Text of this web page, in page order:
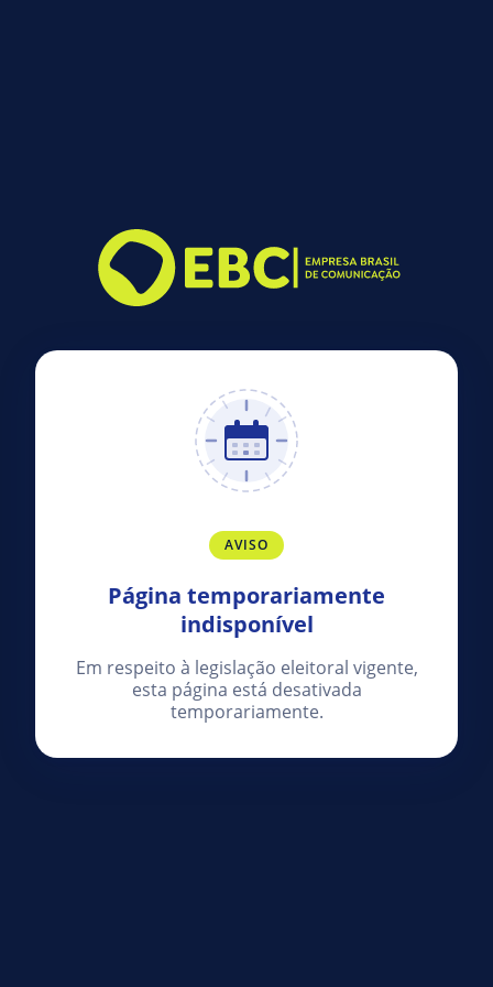
AVISO
Página temporariamente
indisponível
Em respeito à legislação eleitoral vigente,
esta página está desativada
temporariamente.